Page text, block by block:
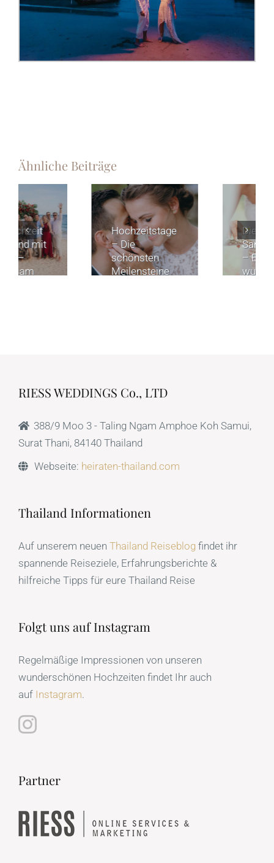
Ähnliche Beiträge
Die
Sandzeremonie
– Ein
wunderschönes
Das
Eheversprechen
in Thailand
erneuern.
RIESS WEDDINGS Co., LTD
388/9 Moo 3 - Taling Ngam Amphoe Koh Samui,
Surat Thani, 84140 Thailand
Webseite: heiraten-thailand.com
Thailand Informationen
Auf unserem neuen Thailand Reiseblog findet ihr
spannende Reiseziele, Erfahrungsberichte &
hilfreiche Tipps für eure Thailand Reise
Folgt uns auf Instagram
Regelmäßige Impressionen von unseren
wunderschönen Hochzeiten findet Ihr auch
auf Instagram
Partner